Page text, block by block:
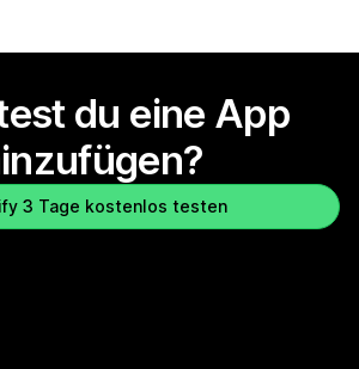
du eine App
3 Tage kostenlos testen